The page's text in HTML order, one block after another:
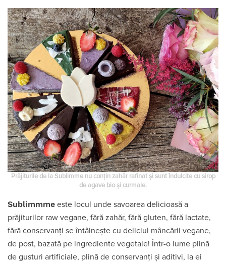
Prăjiturile de la Sublimme nu conțin zahăr rafinat și sunt îndulcite cu sirop
de agave bio și curmale.
Sublimmme este locul unde savoarea delicioasă a
prăjiturilor raw vegane, fără zahăr, fără gluten, fără lactate,
fără conservanți se întâlnește cu deliciul mâncării vegane,
de post, bazată pe ingrediente vegetale! Într-o lume plină
de gusturi artificiale, plină de conservanți și aditivi, la ei